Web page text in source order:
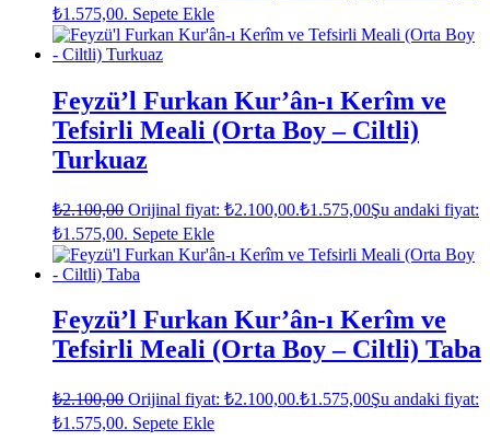
₺1.575,00. Sepete Ekle
Feyzü’l Furkan Kur’ân-ı Kerîm ve
Tefsirli Meali (Orta Boy – Ciltli)
Turkuaz
₺2.100,00 Orijinal fiyat: ₺2.100,00.₺1.575,00Şu andaki fiyat:
₺1.575,00. Sepete Ekle
Feyzü’l Furkan Kur’ân-ı Kerîm ve
Tefsirli Meali (Orta Boy – Ciltli) Taba
₺2.100,00 Orijinal fiyat: ₺2.100,00.₺1.575,00Şu andaki fiyat:
₺1.575,00. Sepete Ekle